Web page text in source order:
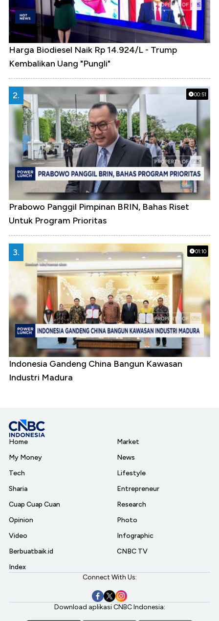
Harga Biodiesel Naik Rp 14.924/L - Trump
Kembalikan Uang "Pungli"
00:51
2.
Prabowo Panggil Pimpinan BRIN, Bahas Riset
Untuk Program Prioritas
01:10
3.
Indonesia Gandeng China Bangun Kawasan
Industri Madura
Home
My Money
Tech
Sharia
Cuap Cuap Cuan
Opinion
Video
Berbuatbaik.id
Index
Market
News
Lifestyle
Entrepreneur
Research
Photo
Infographic
CNBC TV
Connect With Us:
Download aplikasi CNBC Indonesia: